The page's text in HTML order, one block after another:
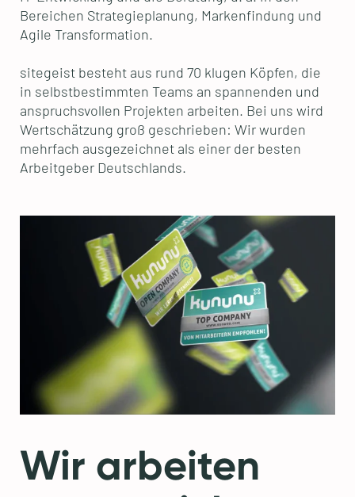
Bereichen Strategieplanung, Markenfindung und
Agile Transformation.
sitegeist besteht aus rund 70 klugen Köpfen, die
in selbstbestimmten Teams an spannenden und
anspruchsvollen Projekten arbeiten. Bei uns wird
Wertschätzung groß geschrieben: Wir wurden
mehrfach ausgezeichnet als einer der besten
Arbeitgeber Deutschlands.
Wir arbeiten